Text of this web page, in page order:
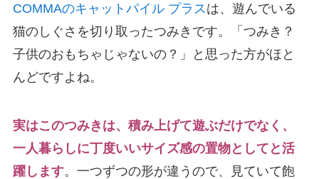
COMMAのキャットパイル プラス は、遊んでいる
猫のしぐさを切り取ったつみきです。「つみき？
子供のおもちゃじゃないの？」と思った方がほと
んどですよね。
実はこのつみきは、積み上げて遊ぶだけでなく、
一人暮らしに丁度いいサイズ感の置物としてと活
躍します。一つずつの形が違うので、見ていて飽